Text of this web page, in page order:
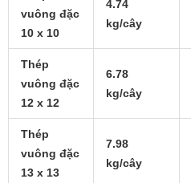
vuông đặc
10 x 10
4.74
kg/cây
Thép
vuông đặc
12 x 12
6.78
kg/cây
Thép
vuông đặc
13 x 13
7.98
kg/cây